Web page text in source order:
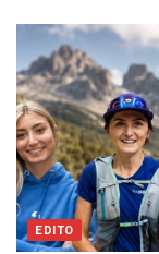
EDITO